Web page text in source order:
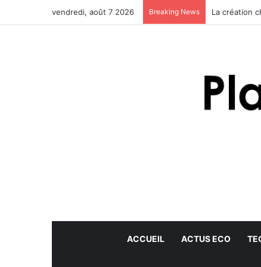
vendredi, août 7 2026 Breaking News La création
ACCUEIL ACTUS ECO